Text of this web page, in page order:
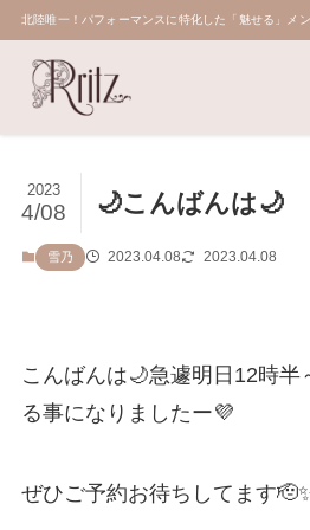
北陸唯一！パフォーマンスに特化した「魅せる」メ
🌙こんばんは🌙
2023
4/08
雪乃 2023.04.08 2023.04.08
こんばんは🌙急遽明日12時半
る事になりましたー💜
ぜひご予約お待ちしてます